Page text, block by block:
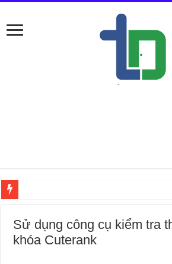
Sử dụng công cụ kiểm tra
khóa Cuterank